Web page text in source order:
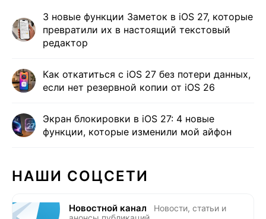
3 новые функции Заметок в iOS 27, которые
превратили их в настоящий текстовый
редактор
Как откатиться с iOS 27 без потери данных,
если нет резервной копии от iOS 26
Экран блокировки в iOS 27: 4 новые
функции, которые изменили мой айфон
НАШИ СОЦСЕТИ
Новостной канал
Новости, статьи и